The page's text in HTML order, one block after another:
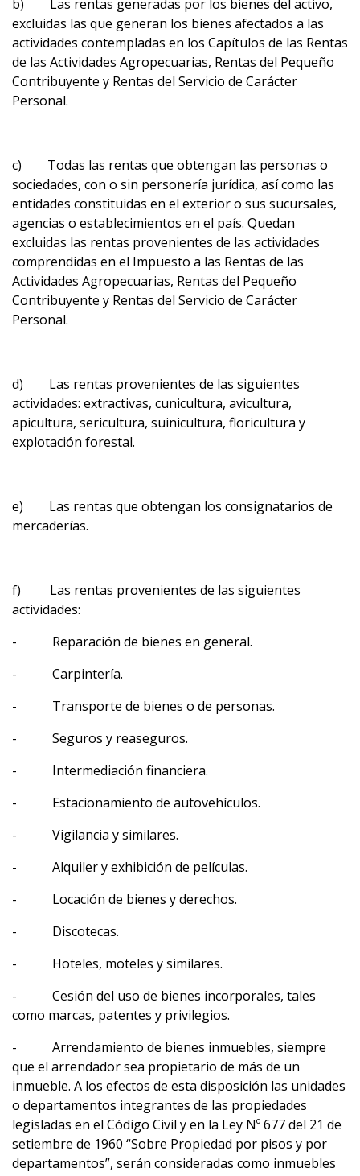
b) Las rentas generadas por los bienes del activo,
excluidas las que generan los bienes afectados a las
actividades contempladas en los Capítulos de las Rentas
de las Actividades Agropecuarias, Rentas del Pequeño
Contribuyente y Rentas del Servicio de Carácter
Personal.
c) Todas las rentas que obtengan las personas o
sociedades, con o sin personería jurídica, así como las
entidades constituidas en el exterior o sus sucursales,
agencias o establecimientos en el país. Quedan
excluidas las rentas provenientes de las actividades
comprendidas en el Impuesto a las Rentas de las
Actividades Agropecuarias, Rentas del Pequeño
Contribuyente y Rentas del Servicio de Carácter
Personal.
d) Las rentas provenientes de las siguientes
actividades: extractivas, cunicultura, avicultura,
apicultura, sericultura, suinicultura, floricultura y
explotación forestal.
e) Las rentas que obtengan los consignatarios de
mercaderías.
f) Las rentas provenientes de las siguientes
actividades:
- Reparación de bienes en general.
- Carpintería.
- Transporte de bienes o de personas.
- Seguros y reaseguros.
- Intermediación financiera.
- Estacionamiento de autovehículos.
- Vigilancia y similares.
- Alquiler y exhibición de películas.
- Locación de bienes y derechos.
- Discotecas.
- Hoteles, moteles y similares.
- Cesión del uso de bienes incorporales, tales
como marcas, patentes y privilegios.
- Arrendamiento de bienes inmuebles, siempre
que el arrendador sea propietario de más de un
inmueble. A los efectos de esta disposición las unidades
o departamentos integrantes de las propiedades
legisladas en el Código Civil y en la Ley Nº 677 del 21 de
setiembre de 1960 “Sobre Propiedad por pisos y por
departamentos”, serán consideradas como inmuebles